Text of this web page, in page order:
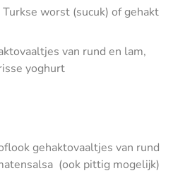
worst (sucuk) of gehakt
van rund en lam,
yoghurt
gehaktovaaltjes van rund
(ook pittig mogelijk)